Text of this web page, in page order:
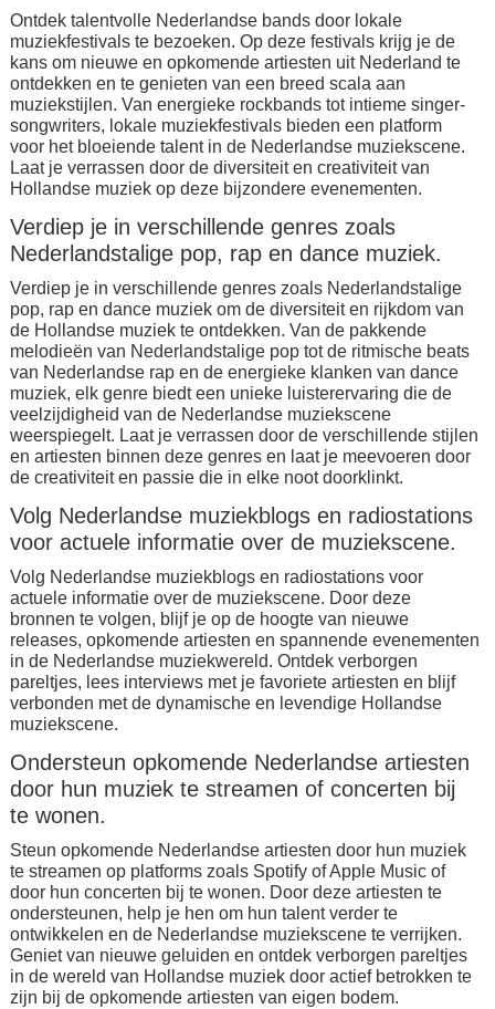
Ontdek talentvolle Nederlandse bands door lokale
muziekfestivals te bezoeken. Op deze festivals krijg je de
kans om nieuwe en opkomende artiesten uit Nederland te
ontdekken en te genieten van een breed scala aan
muziekstijlen. Van energieke rockbands tot intieme singer-
songwriters, lokale muziekfestivals bieden een platform
voor het bloeiende talent in de Nederlandse muziekscene.
Laat je verrassen door de diversiteit en creativiteit van
Hollandse muziek op deze bijzondere evenementen.
Verdiep je in verschillende genres zoals
Nederlandstalige pop, rap en dance muziek.
Verdiep je in verschillende genres zoals Nederlandstalige
pop, rap en dance muziek om de diversiteit en rijkdom van
de Hollandse muziek te ontdekken. Van de pakkende
melodieën van Nederlandstalige pop tot de ritmische beats
van Nederlandse rap en de energieke klanken van dance
muziek, elk genre biedt een unieke luisterervaring die de
veelzijdigheid van de Nederlandse muziekscene
weerspiegelt. Laat je verrassen door de verschillende stijlen
en artiesten binnen deze genres en laat je meevoeren door
de creativiteit en passie die in elke noot doorklinkt.
Volg Nederlandse muziekblogs en radiostations
voor actuele informatie over de muziekscene.
Volg Nederlandse muziekblogs en radiostations voor
actuele informatie over de muziekscene. Door deze
bronnen te volgen, blijf je op de hoogte van nieuwe
releases, opkomende artiesten en spannende evenementen
in de Nederlandse muziekwereld. Ontdek verborgen
pareltjes, lees interviews met je favoriete artiesten en blijf
verbonden met de dynamische en levendige Hollandse
muziekscene.
Ondersteun opkomende Nederlandse artiesten
door hun muziek te streamen of concerten bij
te wonen.
Steun opkomende Nederlandse artiesten door hun muziek
te streamen op platforms zoals Spotify of Apple Music of
door hun concerten bij te wonen. Door deze artiesten te
ondersteunen, help je hen om hun talent verder te
ontwikkelen en de Nederlandse muziekscene te verrijken.
Geniet van nieuwe geluiden en ontdek verborgen pareltjes
in de wereld van Hollandse muziek door actief betrokken te
zijn bij de opkomende artiesten van eigen bodem.